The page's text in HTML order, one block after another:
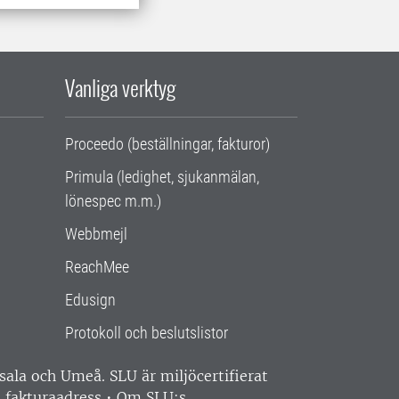
Vanliga verktyg
Proceedo (beställningar, fakturor)
Primula (ledighet, sjukanmälan,
lönespec m.m.)
Webbmejl
ReachMee
Edusign
Protokoll och beslutslistor
och Umeå. SLU är miljöcertifierat